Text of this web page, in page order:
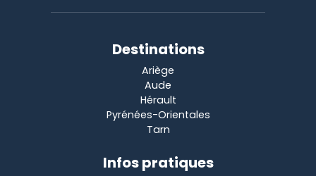
Destinations
Ariège
Aude
Hérault
Pyrénées-Orientales
Tarn
Infos pratiques